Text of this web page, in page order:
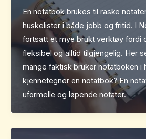
En notatbok brukes til raske
huskelister i både jobb og fritid. I
fortsatt et mye brukt verktøy fordi
fleksibel og alltid tilgjengelig. Her
mange faktisk bruker notatboken i
kjennetegner en notatbok? En
uformelle og løpende notater.